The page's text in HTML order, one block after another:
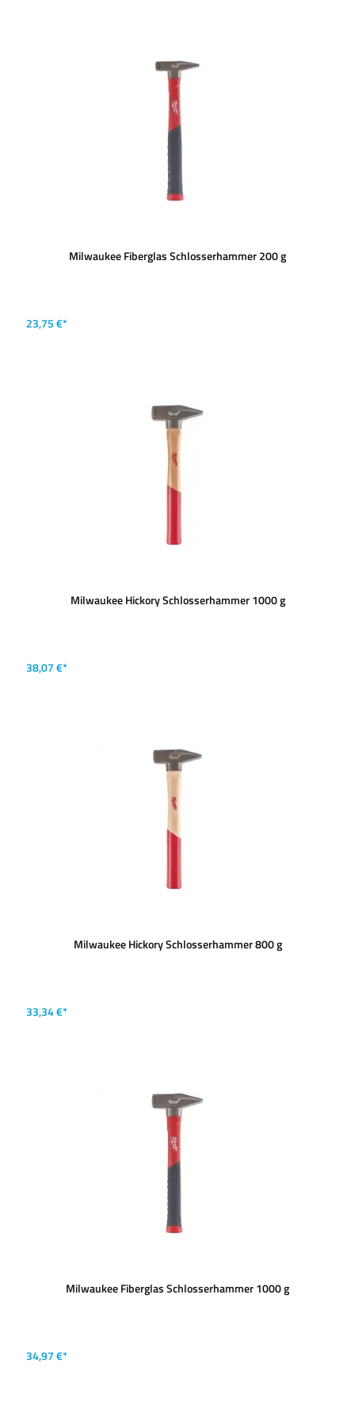
Milwaukee Fiberglas Schlosserhammer 200 g
23,75 €*
Milwaukee Hickory Schlosserhammer 1000 g
38,07 €*
Milwaukee Hickory Schlosserhammer 800 g
33,34 €*
Milwaukee Fiberglas Schlosserhammer 1000 g
34,97 €*